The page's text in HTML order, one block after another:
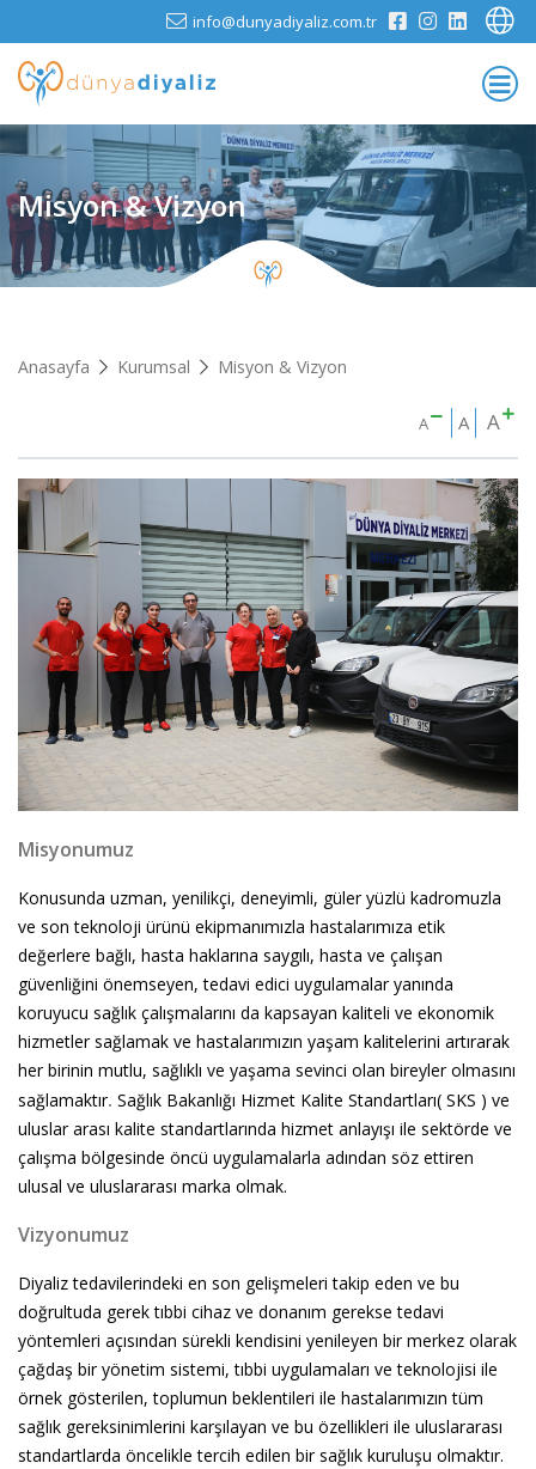
info@dunyadiyaliz.com.tr
Misyon & Vizyon
Anasayfa Kurumsal Misyon & Vizyon
A A A
Misyonumuz
Konusunda uzman, yenilikçi, deneyimli, güler yüzlü kadromuzla
ve son teknoloji ürünü ekipmanımızla hastalarımıza etik
değerlere bağlı, hasta haklarına saygılı, hasta ve çalışan
güvenliğini önemseyen, tedavi edici uygulamalar yanında
koruyucu sağlık çalışmalarını da kapsayan kaliteli ve ekonomik
hizmetler sağlamak ve hastalarımızın yaşam kalitelerini artırarak
her birinin mutlu, sağlıklı ve yaşama sevinci olan bireyler olmasını
sağlamaktır. Sağlık Bakanlığı Hizmet Kalite Standartları( SKS ) ve
uluslar arası kalite standartlarında hizmet anlayışı ile sektörde ve
çalışma bölgesinde öncü uygulamalarla adından söz ettiren
ulusal ve uluslararası marka olmak.
Vizyonumuz
Diyaliz tedavilerindeki en son gelişmeleri takip eden ve bu
doğrultuda gerek tıbbi cihaz ve donanım gerekse tedavi
yöntemleri açısından sürekli kendisini yenileyen bir merkez olarak
çağdaş bir yönetim sistemi, tıbbi uygulamaları ve teknolojisi ile
örnek gösterilen, toplumun beklentileri ile hastalarımızın tüm
sağlık gereksinimlerini karşılayan ve bu özellikleri ile uluslararası
standartlarda öncelikle tercih edilen bir sağlık kuruluşu olmaktır.